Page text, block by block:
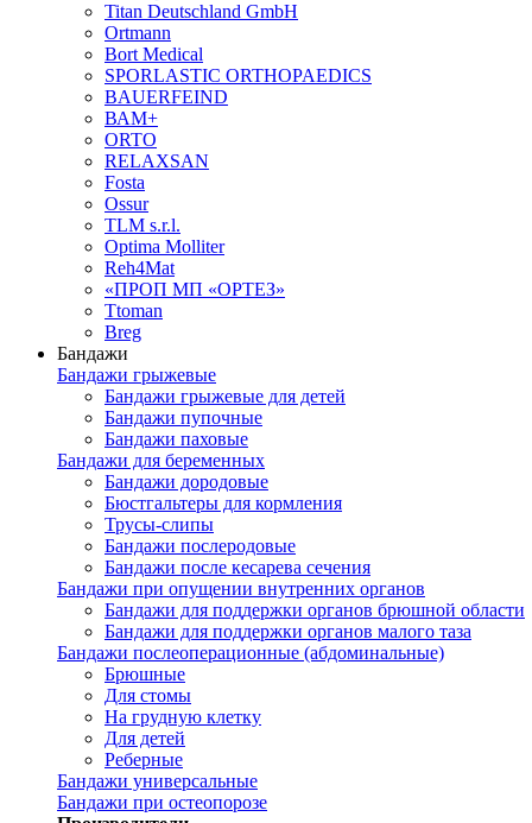
Titan Deutschland GmbH
Ortmann
Bort Medical
SPORLASTIC ORTHOPAEDICS
BAUERFEIND
ВАМ+
ORTO
RELAXSAN
Fosta
Ossur
TLM s.r.l.
Optima Molliter
Reh4Mat
«ПРОП МП «ОРТЕЗ»
Ttoman
Breg
Бандажи
Бандажи грыжевые
Бандажи грыжевые для детей
Бандажи пупочные
Бандажи паховые
Бандажи для беременных
Бандажи дородовые
Бюстгальтеры для кормления
Трусы-слипы
Бандажи послеродовые
Бандажи после кесарева сечения
Бандажи при опущении внутренних органов
Бандажи для поддержки органов брюшной области
Бандажи для поддержки органов малого таза
Бандажи послеоперационные (абдоминальные)
Брюшные
Для стомы
На грудную клетку
Для детей
Реберные
Бандажи универсальные
Бандажи при остеопорозе